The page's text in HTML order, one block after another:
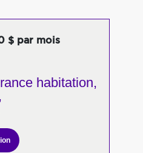
$ par mois
habitation,